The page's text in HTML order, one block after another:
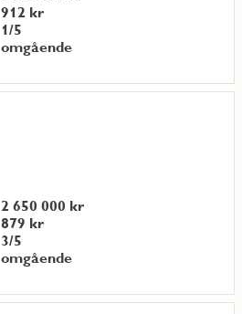
912 kr
1/5
omgående
2 650 000 kr
879 kr
3/5
omgående